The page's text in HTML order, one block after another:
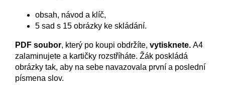
obsah, návod a klíč,
5 sad s 15 obrázky ke skládání.
PDF soubor, který po koupi obdržíte, vytisknete. A4
zalaminujete a kartičky rozstříháte. Žák poskládá
obrázky tak, aby na sebe navazovala první a poslední
písmena slov.